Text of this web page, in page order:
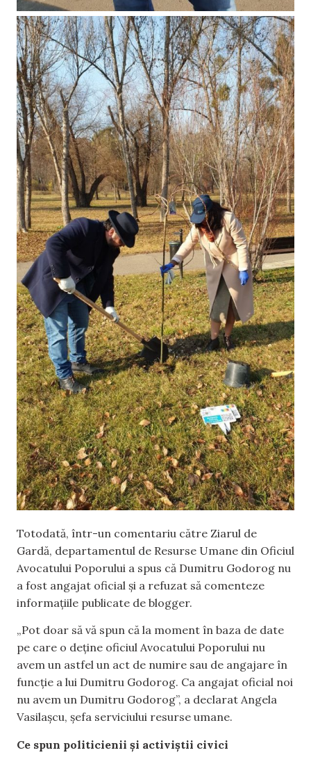
Totodată, într-un comentariu către Ziarul de
Gardă, departamentul de Resurse Umane din Oficiul
Avocatului Poporului a spus că Dumitru Godorog nu
a fost angajat oficial și a refuzat să comenteze
informațiile publicate de blogger.
„Pot doar să vă spun că la moment în baza de date
pe care o deține oficiul Avocatului Poporului nu
avem un astfel un act de numire sau de angajare în
funcție a lui Dumitru Godorog. Ca angajat oficial noi
nu avem un Dumitru Godorog”, a declarat Angela
Vasilașcu, șefa serviciului resurse umane.
Ce spun politicienii și activiștii civici